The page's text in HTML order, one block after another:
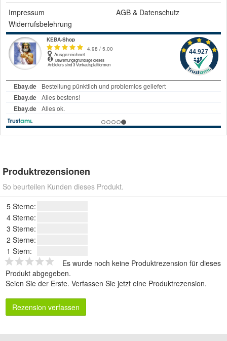
Impressum
AGB & Datenschutz
Widerrufsbelehrung
Produktrezensionen
So beurteilen Kunden dieses Produkt.
5 Sterne:
4 Sterne:
3 Sterne:
2 Sterne:
1 Stern:
Es wurde noch keine Produktrezension für dieses
Produkt abgegeben.
Seien Sie der Erste. Verfassen Sie jetzt eine Produktrezension.
Rezension verfassen